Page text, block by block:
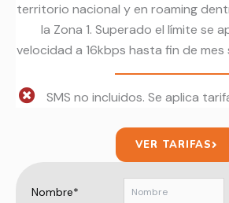
territorio nacional y en roaming
la Zona 1. Superado el límite se
velocidad a 16kbps hasta fin de
SMS no incluidos. Se aplica
VER TARIFAS
Nombre*